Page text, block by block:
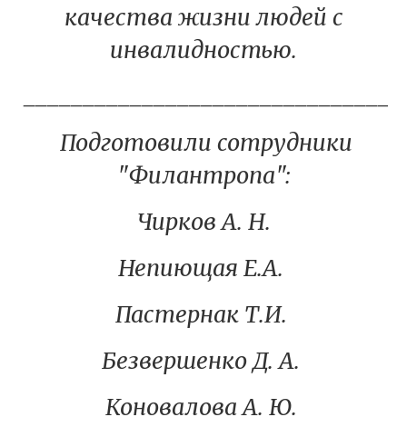
качества жизни людей с
инвалидностью.
Подготовили сотрудники
"Филантропа":
Чирков А. Н.
Непиющая Е.А.
Пастернак Т.И.
Безвершенко Д. А.
Коновалова А. Ю.